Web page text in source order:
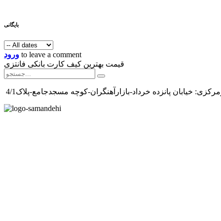
بایگانی
ورود to leave a comment
قیمت بهترین کیف کارت بانکی فانتزی
خیابان پانزده خرداد-بازارآهنگران-کوچه مسجدجامع-پلاک4/1